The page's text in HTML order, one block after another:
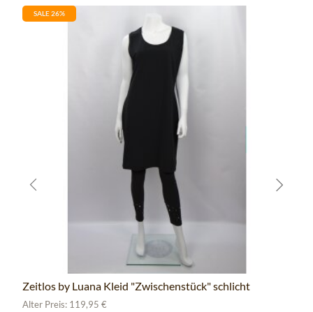
SALE 26%
Zeitlos by Luana Kleid "Zwischenstück" schlicht
Alter Preis: 119,95 €